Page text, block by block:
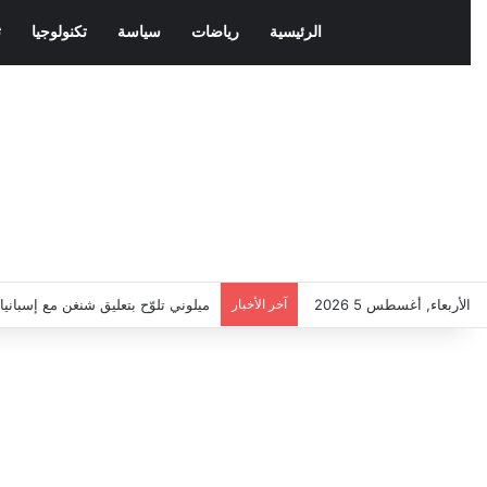
الرئيسية رياضات سياسة تكنولوجيا
الأربعاء, أغسطس 5 2026 آخر الأخبار ميلوني تلوّح بتعليق شنغن مع